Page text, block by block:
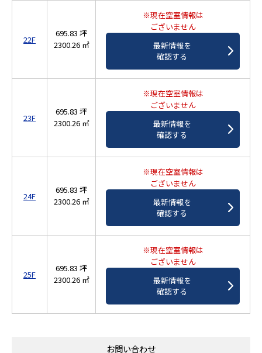
22F
695.83 坪
2300.26 ㎡
※現在空室情報は
ございません
最新情報を
確認する
23F
695.83 坪
2300.26 ㎡
※現在空室情報は
ございません
最新情報を
確認する
24F
695.83 坪
2300.26 ㎡
※現在空室情報は
ございません
最新情報を
確認する
25F
695.83 坪
2300.26 ㎡
※現在空室情報は
ございません
最新情報を
確認する
お問い合わせ